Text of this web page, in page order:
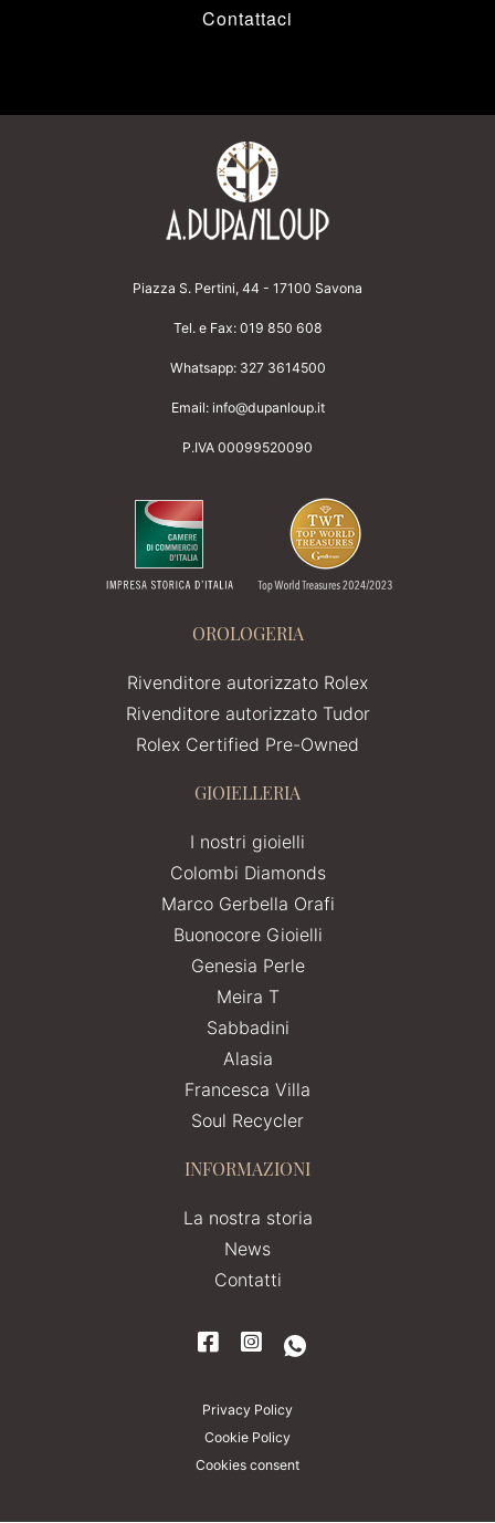
Contattaci
Piazza S. Pertini, 44 - 17100 Savona
Tel. e Fax: 019 850 608
Whatsapp: 327 3614500
Email: info@dupanloup.it
P.IVA 00099520090
OROLOGERIA
Rivenditore autorizzato Rolex
Rivenditore autorizzato Tudor
Rolex Certified Pre-Owned
GIOIELLERIA
I nostri gioielli
Colombi Diamonds
Marco Gerbella Orafi
Buonocore Gioielli
Genesia Perle
Meira T
Sabbadini
Alasia
Francesca Villa
Soul Recycler
INFORMAZIONI
La nostra storia
News
Contatti
Privacy Policy
Cookie Policy
Cookies consent